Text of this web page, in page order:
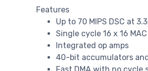
Features
Up to 70 MIPS DSC at
Single cycle 16 x 16 MAC
Integrated op amps
40-bit accumulators